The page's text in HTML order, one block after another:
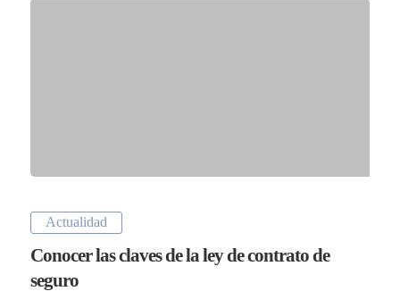
Actualidad
Conocer las claves de la ley de contrato de
seguro